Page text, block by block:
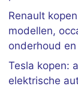
Renault
modellen,
onderhoud
Tesla kopen:
elektrische